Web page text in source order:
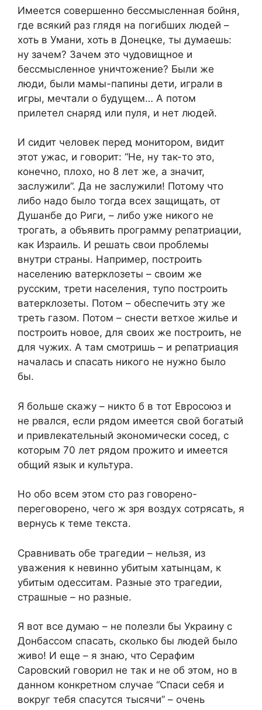
Имеется совершенно бессмысленная бойня,
где всякий раз глядя на погибших людей –
хоть в Умани, хоть в Донецке, ты думаешь:
ну зачем? Зачем это чудовищное и
бессмысленное уничтожение? Были же
люди, были мамы-папины дети, играли в
игры, мечтали о будущем… А потом
прилетел снаряд или пуля, и нет людей.
И сидит человек перед монитором, видит
этот ужас, и говорит: “Не, ну так-то это,
конечно, плохо, но 8 лет же, а значит,
заслужили”. Да не заслужили! Потому что
либо надо было тогда всех защищать, от
Душанбе до Риги, – либо уже никого не
трогать, а объявить программу репатриации,
как Израиль. И решать свои проблемы
внутри страны. Например, построить
населению ватерклозеты – своим же
русским, трети населения, тупо построить
ватерклозеты. Потом – обеспечить эту же
треть газом. Потом – снести ветхое жилье и
построить новое, для своих же построить, не
для чужих. А там смотришь – и репатриация
началась и спасать никого не нужно было
бы.
Я больше скажу – никто б в тот Евросоюз и
не рвался, если рядом имеется свой богатый
и привлекательный экономически сосед, с
которым 70 лет рядом прожито и имеется
общий язык и культура.
Но обо всем этом сто раз говорено-
переговорено, чего ж зря воздух сотрясать, я
вернусь к теме текста.
Сравнивать обе трагедии – нельзя, из
уважения к невинно убитым хатынцам, к
убитым одесситам. Разные это трагедии,
страшные – но разные.
Я вот все думаю – не полезли бы Украину с
Донбассом спасать, сколько бы людей было
живо! И еще – я знаю, что Серафим
Саровский говорил не так и не об этом, но в
данном конкретном случае “Спаси себя и
вокруг тебя спасутся тысячи” – очень